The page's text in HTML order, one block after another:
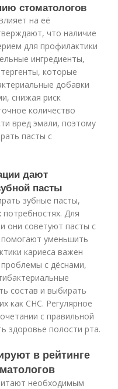
стоматологов
на её
что наличие
для профилактики
ингредиенты,
которые
добавки
снижая риск
количество
вред эмали, поэтому
пасты с
дают
пасты
зубные пасты,
потребностях. Для
они советуют пасты с
уменьшить
кариеса важен
с дёснами,
состав и выбирать
как СНС. Регулярное
с правильной
здоровье полости рта.
в рейтинге
необходимым